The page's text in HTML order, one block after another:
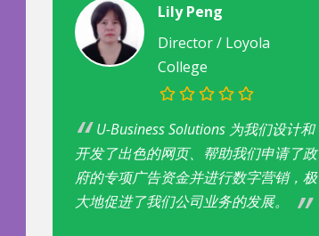
Lily Peng
Director / Loyola
College
U-Business Solutions 为我们设计和
开发了出色的网页、帮助我们申请了政
府的专项广告资金并进行数字营销，极
大地促进了我们公司业务的发展。